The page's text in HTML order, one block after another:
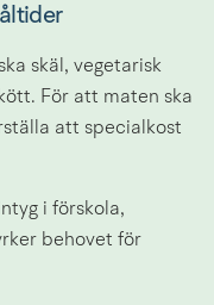
skäl, vegetarisk
För att maten ska
att specialkost
i förskola,
behovet för